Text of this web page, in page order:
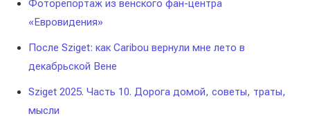
Фоторепортаж из венского фан-центра
«Евровидения»
После Sziget: как Caribou вернули мне лето в
декабрьской Вене
Sziget 2025. Часть 10. Дорога домой, советы, траты,
мысли